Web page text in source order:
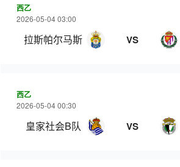
西乙
2026-05-04 03:00
拉斯帕尔马斯 VS
西乙
2026-05-04 00:30
皇家社会B队 VS